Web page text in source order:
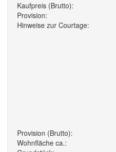
Kaufpreis (Brutto):
Provision:
Hinweise zur Courtage:
Provision (Brutto):
Wohnfläche ca.: